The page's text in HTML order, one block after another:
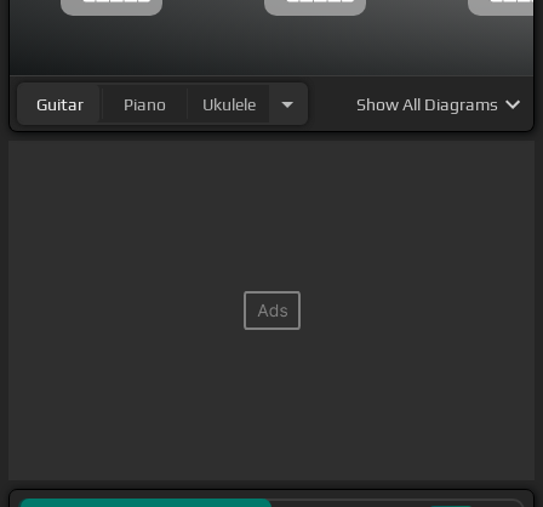
Guitar Piano Ukulele ShowAll Diagrams